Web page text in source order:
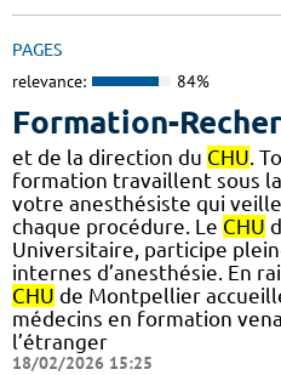
PAGES
relevance: 84%
Formation-
et de la direction du CHU .
formation travaillent sous
votre anesthésiste qui
chaque procédure. Le CHU
Universitaire, participe
internes d’anesthésie. En
CHU de Montpellier
médecins en formation
l’étranger
18/02/2026 15:25